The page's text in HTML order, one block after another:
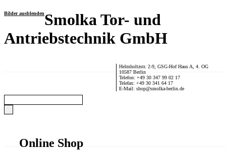
Bilder ausblendenSmolka Tor- und
Antriebstechnik GmbH
Helmholtzstr. 2-9, GSG-Hof Haus A, 4. OG
10587 Berlin
Telefon: +49 30 347 99 02 17
Telefax: +49 30 341 64 17
E-Mail: shop@smolka-berlin.de
Online Shop